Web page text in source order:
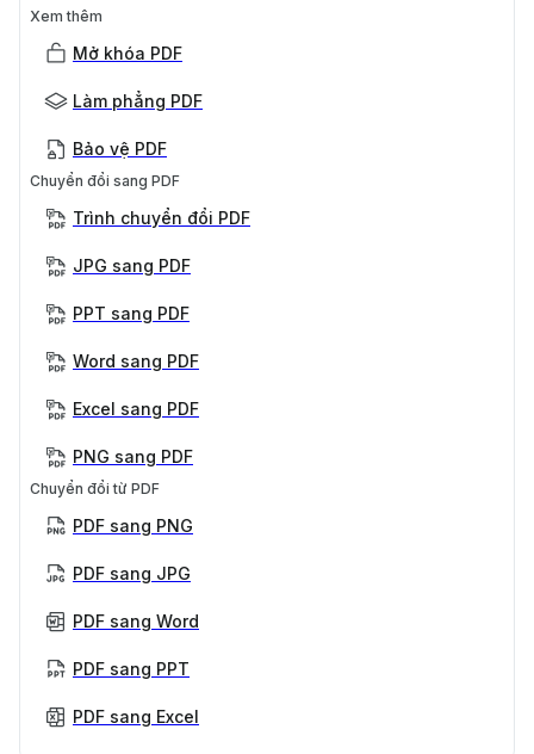
Xem thêm
Mở khóa PDF
Làm phẳng PDF
Bảo vệ PDF
Chuyển đổi sang PDF
Trình chuyển đổi PDF
JPG sang PDF
PPT sang PDF
Word sang PDF
Excel sang PDF
PNG sang PDF
Chuyển đổi từ PDF
PDF sang PNG
PDF sang JPG
PDF sang Word
PDF sang PPT
PDF sang Excel